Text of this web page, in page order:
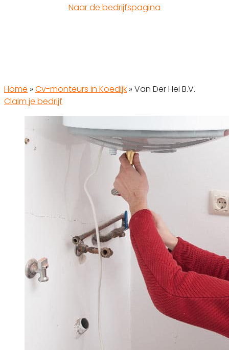
Naar de bedrijfspagina
Home » Cv-monteurs in Koedijk » Van Der Hei B.V.
Claim je bedrijf